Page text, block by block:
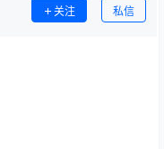
关注 私信